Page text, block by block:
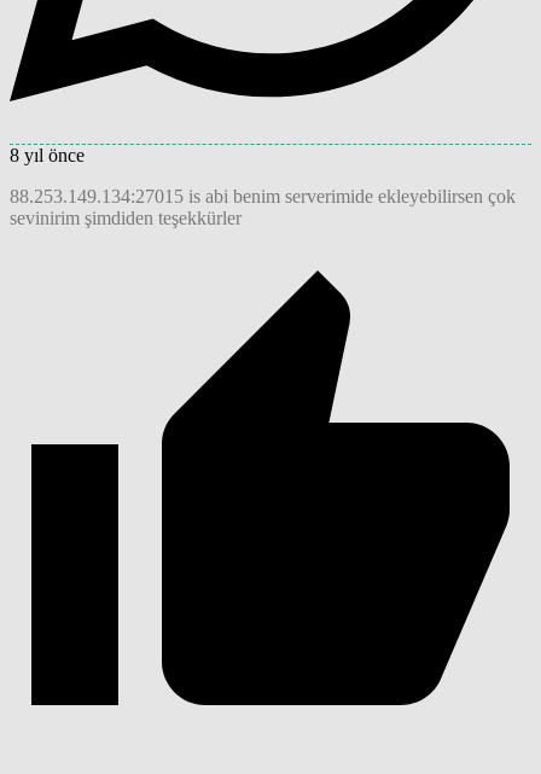
8 yıl önce
88.253.149.134:27015 is abi benim serverimide ekleyebilirsen çok
sevinirim şimdiden teşekkürler